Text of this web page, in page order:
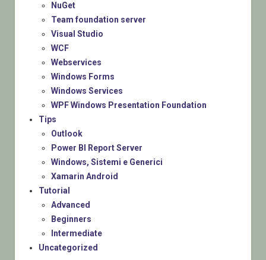
NuGet
Team foundation server
Visual Studio
WCF
Webservices
Windows Forms
Windows Services
WPF Windows Presentation Foundation
Tips
Outlook
Power BI Report Server
Windows, Sistemi e Generici
Xamarin Android
Tutorial
Advanced
Beginners
Intermediate
Uncategorized